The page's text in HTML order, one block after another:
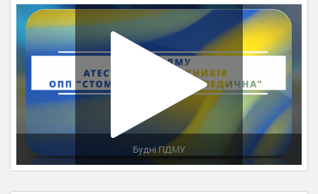
Будні ПДМУ